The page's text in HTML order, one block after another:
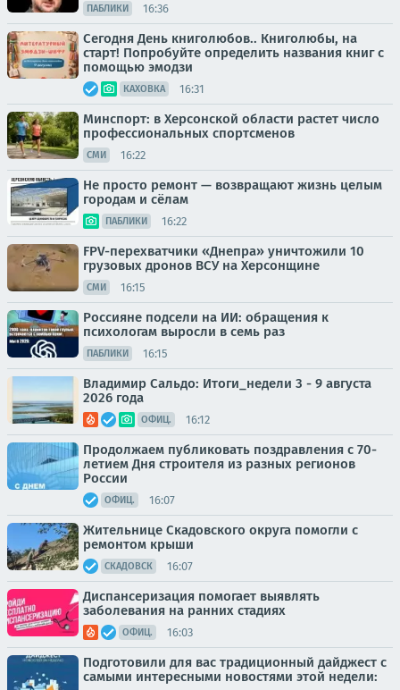
ПАБЛИКИ 16:36
Сегодня День книголюбов.. Книголюбы, на
старт! Попробуйте определить названия книг с
помощью эмодзи
КАХОВКА 16:31
Минспорт: в Херсонской области растет число
профессиональных спортсменов
СМИ 16:22
Не просто ремонт — возвращают жизнь целым
городам и сёлам
ПАБЛИКИ 16:22
FPV-перехватчики «Днепра» уничтожили 10
грузовых дронов ВСУ на Херсонщине
СМИ 16:15
Россияне подсели на ИИ: обращения к
психологам выросли в семь раз
ПАБЛИКИ 16:15
Владимир Сальдо: Итоги_недели 3 - 9 августа
2026 года
ОФИЦ. 16:12
Продолжаем публиковать поздравления с 70-
летием Дня строителя из разных регионов
России
ОФИЦ. 16:07
Жительнице Скадовского округа помогли с
ремонтом крыши
СКАДОВСК 16:07
Диспансеризация помогает выявлять
заболевания на ранних стадиях
ОФИЦ. 16:03
Подготовили для вас традиционный дайджест с
самыми интересными новостями этой недели: